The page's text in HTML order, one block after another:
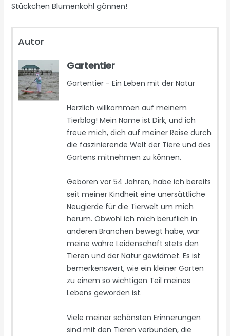
Stückchen Blumenkohl gönnen!
Autor
Gartentier
Gartentier - Ein Leben mit der Natur
Herzlich willkommen auf meinem
Tierblog! Mein Name ist Dirk, und ich
freue mich, dich auf meiner Reise durch
die faszinierende Welt der Tiere und des
Gartens mitnehmen zu können.
Geboren vor 54 Jahren, habe ich bereits
seit meiner Kindheit eine unersättliche
Neugierde für die Tierwelt um mich
herum. Obwohl ich mich beruflich in
anderen Branchen bewegt habe, war
meine wahre Leidenschaft stets den
Tieren und der Natur gewidmet. Es ist
bemerkenswert, wie ein kleiner Garten
zu einem so wichtigen Teil meines
Lebens geworden ist.
Viele meiner schönsten Erinnerungen
sind mit den Tieren verbunden, die